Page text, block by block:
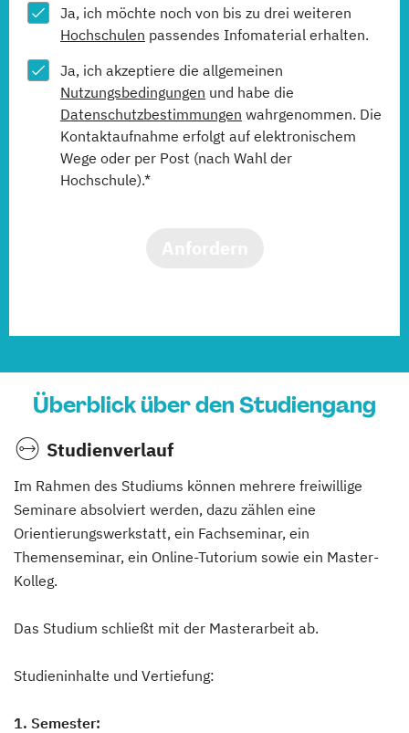
Ja, ich möchte noch von bis zu drei weiteren
Hochschulen passendes Infomaterial erhalten.
Ja, ich akzeptiere die allgemeinen
Nutzungsbedingungen und habe die
Datenschutzbestimmungen wahrgenommen. Die
Kontaktaufnahme erfolgt auf elektronischem
Wege oder per Post (nach Wahl der
Hochschule).*
Überblick über den Studiengang
Studienverlauf
Im Rahmen des Studiums können mehrere freiwillige
Seminare absolviert werden, dazu zählen eine
Orientierungswerkstatt, ein Fachseminar, ein
Themenseminar, ein Online-Tutorium sowie ein Master-
Kolleg.
Das Studium schließt mit der Masterarbeit ab.
Studieninhalte und Vertiefung:
1. Semester: